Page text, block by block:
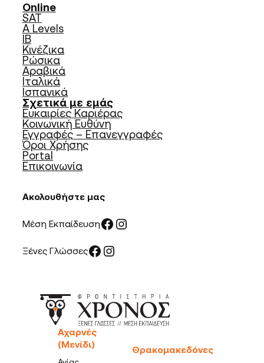
Online
SAT
A Levels
IB
Κινέζικα
Ρώσικα
Αραβικά
Ιταλικά
Ισπανικά
Σχετικά με εμάς
Ευκαιρίες Καριέρας
Κοινωνική Ευθύνη
Εγγραφές – Επανεγγραφές
Όροι Χρήσης
Portal
Επικοινωνία
Ακολουθήστε μας
Μέση ΕκπαίδευσηFacebook Instagram
Ξένες ΓλώσσεςFacebook Instagram
Αχαρνές
(Μενίδι)
Θρακομακεδόνες